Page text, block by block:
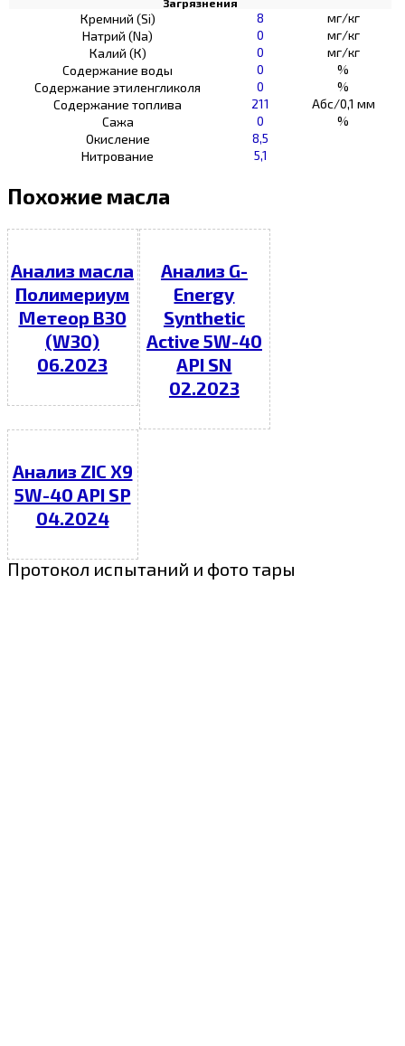
Загрязнения
Кремний (Si) 8
мг/кг
Натрий (Na)
0
мг/кг
Калий (К)
0
мг/кг
Содержание воды
0
%
Содержание этиленгликоля
0
%
Содержание топлива
211
Абс/0,1 мм
Сажа
0
%
Окисление
8,5
Нитрование
5,1
Похожие масла
Анализ масла
Полимериум
Метеор В30
(W30)
06.2023
Анализ G-
Energy
Synthetic
Active 5W-40
API SN
02.2023
Анализ ZIC X9
5W-40 API SP
04.2024
Протокол испытаний и фото тары